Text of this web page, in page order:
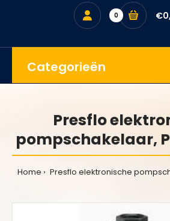
0
Categorieën
Presflo
pompschakelaar,
Home Presflo elektronische